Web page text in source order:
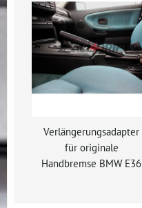
Verlängerungsadapter
für originale
Handbremse BMW E36